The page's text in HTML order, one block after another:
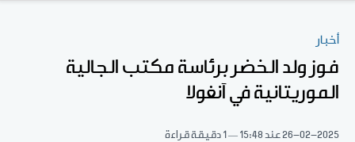
أخبار
فوز ولد الخضر برئاسة مكتب الجالية
الموريتانية في آنغولا
26-02-2025عند 15:48 1 دقيقة قراءة